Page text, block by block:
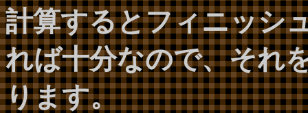
計算するとフィニッシ
れば十分なので、それ
ります。